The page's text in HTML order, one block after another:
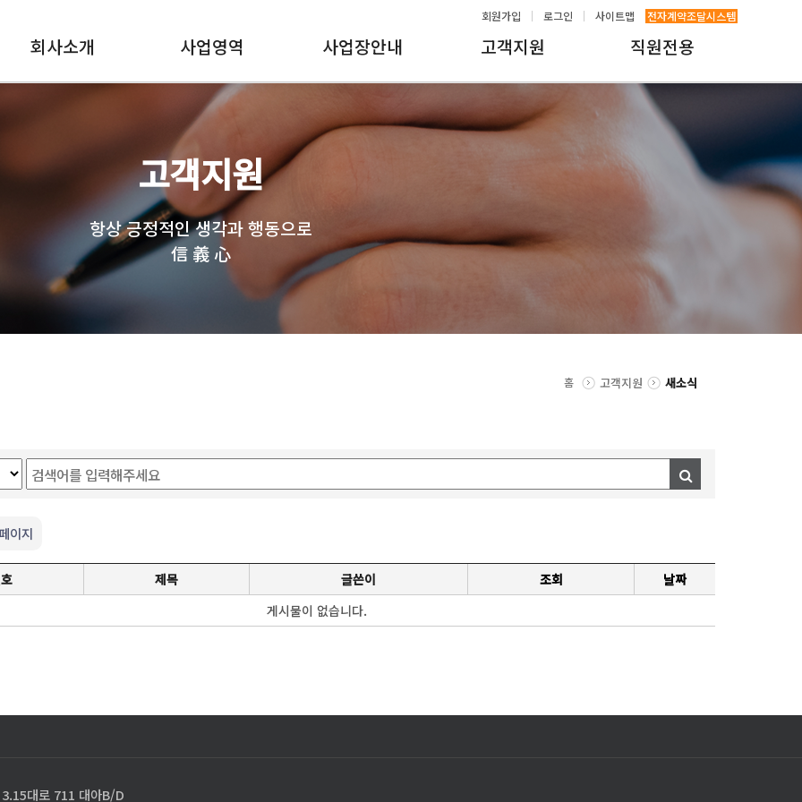
회원가입 로그인 사이트맵 전자계약조달시스템
회사소개 사업영역 사업장안내 고객지원 직원전용
고객지원
항상 긍정적인 생각과 행동으로
信 義 心
홈 고객지원 새소식
이지
제목 글쓴이 조회
날짜
게시물이 없습니다.
대로 711 대아B/D